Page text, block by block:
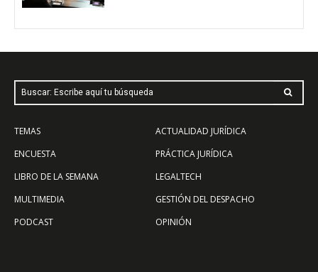
Buscar: Escribe aquí tu búsqueda
TEMAS
ENCUESTA
LIBRO DE LA SEMANA
MULTIMEDIA
PODCAST
ACTUALIDAD JURÍDICA
PRÁCTICA JURÍDICA
LEGALTECH
GESTIÓN DEL DESPACHO
OPINIÓN